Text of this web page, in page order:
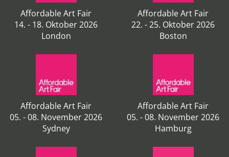
Affordable Art Fair
14. - 18. Oktober 2026
London
Affordable Art Fair
22. - 25. Oktober 2026
Boston
Affordable Art Fair
05. - 08. November 2026
Sydney
Affordable Art Fair
05. - 08. November 2026
Hamburg